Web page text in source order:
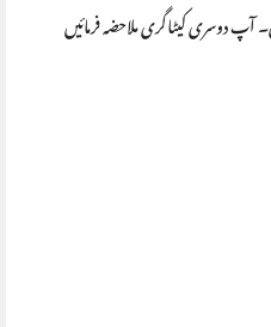
آپ دوسری کیٹاگری ملاحضہ فرمائیں